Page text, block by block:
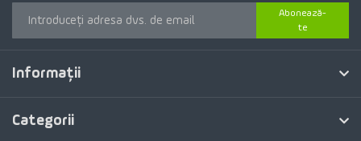
Abonează-
te
Informaţii
Categorii